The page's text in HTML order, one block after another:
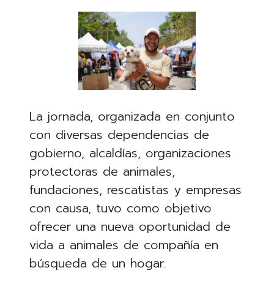
La jornada, organizada en conjunto
con diversas dependencias de
gobierno, alcaldías, organizaciones
protectoras de animales,
fundaciones, rescatistas y empresas
con causa, tuvo como objetivo
ofrecer una nueva oportunidad de
vida a animales de compañía en
búsqueda de un hogar.